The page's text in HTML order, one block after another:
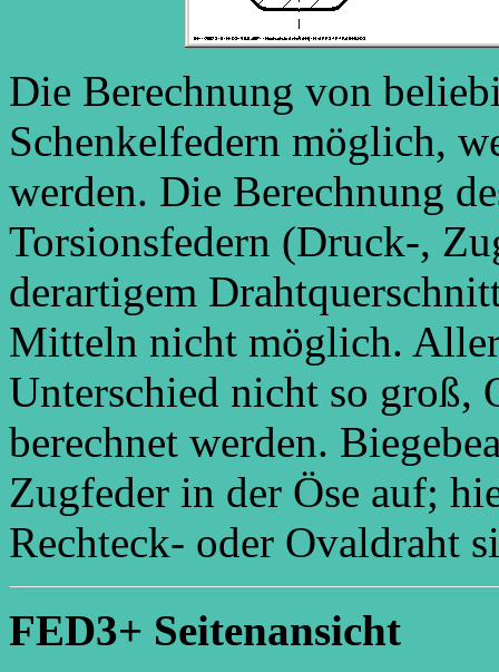
Die Berechnung von
Schenkelfedern möglich,
werden. Die Berechnung
Torsionsfedern (Druck-,
derartigem
Mitteln nicht möglich.
Unterschied nicht so groß,
berechnet werden.
Zugfeder in der Öse auf;
Rechteck- oder Ovaldraht
FED3+ Seitenansicht